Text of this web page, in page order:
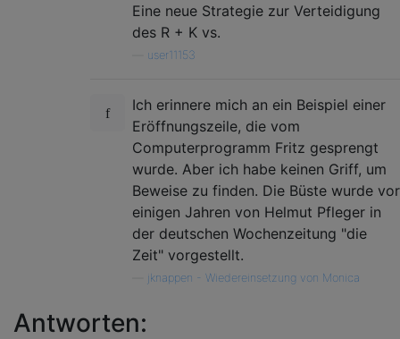
Eine neue Strategie zur Verteidigung
des R + K vs.
user11153
Ich erinnere mich an ein Beispiel einer
Eröffnungszeile, die vom
Computerprogramm Fritz gesprengt
wurde. Aber ich habe keinen Griff, um
Beweise zu finden. Die Büste wurde vor
einigen Jahren von Helmut Pfleger in
der deutschen Wochenzeitung "die
Zeit" vorgestellt.
jknappen - Wiedereinsetzung von Monica
Antworten: